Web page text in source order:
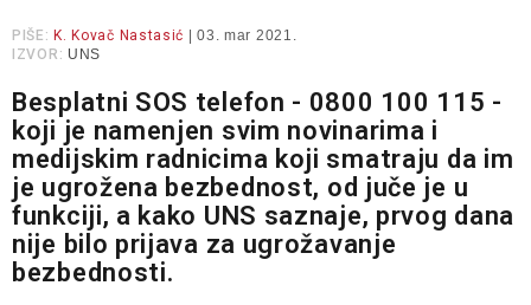
PIŠE: K. Kovač Nastasić | 03. mar 2021.
IZVOR: UNS
Besplatni SOS telefon - 0800 100 115 -
koji je namenjen svim novinarima i
medijskim radnicima koji smatraju da im
je ugrožena bezbednost, od juče je u
funkciji, a kako UNS saznaje, prvog dana
nije bilo prijava za ugrožavanje
bezbednosti.